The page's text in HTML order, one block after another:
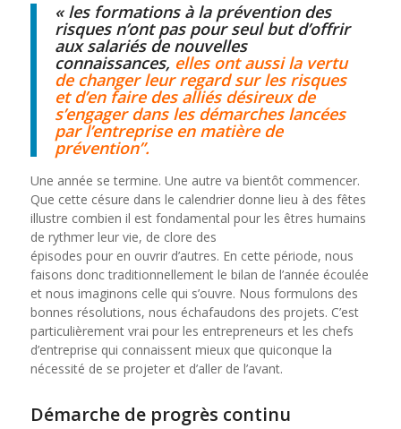
« les formations à la prévention des
risques n’ont pas pour seul but d’offrir
aux salariés de nouvelles
connaissances, elles ont aussi la vertu
de changer leur regard sur les risques
et d’en faire des alliés désireux de
s’engager dans les démarches lancées
par l’entreprise en matière de
prévention”.
Une année se termine. Une autre va bientôt commencer.
Que cette césure dans le calendrier donne lieu à des fêtes
illustre combien il est fondamental pour les êtres humains
de rythmer leur vie, de clore des
épisodes pour en ouvrir d’autres. En cette période, nous
faisons donc traditionnellement le bilan de l’année écoulée
et nous imaginons celle qui s’ouvre. Nous formulons des
bonnes résolutions, nous échafaudons des projets. C’est
particulièrement vrai pour les entrepreneurs et les chefs
d’entreprise qui connaissent mieux que quiconque la
nécessité de se projeter et d’aller de l’avant.
Démarche de progrès continu